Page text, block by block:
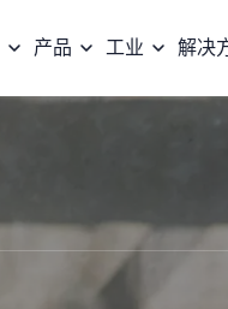
产品 工业 解决